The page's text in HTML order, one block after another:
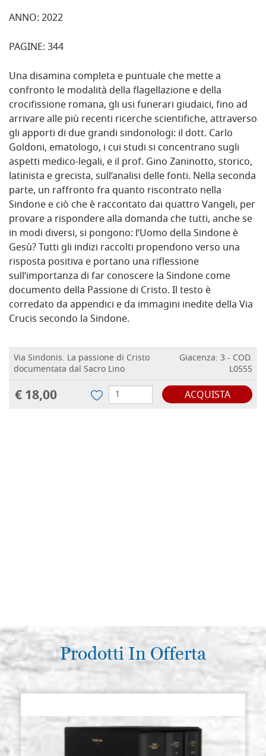
ANNO: 2022
PAGINE: 344
Una disamina completa e puntuale che mette a
confronto le modalità della flagellazione e della
crocifissione romana, gli usi funerari giudaici, fino ad
arrivare alle più recenti ricerche scientifiche, attraverso
gli apporti di due grandi sindonologi: il dott. Carlo
Goldoni, ematologo, i cui studi si concentrano sugli
aspetti medico-legali, e il prof. Gino Zaninotto, storico,
latinista e grecista, sull’analisi delle fonti. Nella seconda
parte, un raffronto fra quanto riscontrato nella
Sindone e ciò che è raccontato dai quattro Vangeli, per
provare a rispondere alla domanda che tutti, anche se
in modi diversi, si pongono: l’Uomo della Sindone è
Gesù? Tutti gli indizi raccolti propendono verso una
risposta positiva e portano una riflessione
sull’importanza di far conoscere la Sindone come
documento della Passione di Cristo. Il testo è
corredato da appendici e da immagini inedite della Via
Crucis secondo la Sindone.
Via Sindonis. La passione di Cristo
documentata dal Sacro Lino
Giacenza: 3 - COD.
L0555
€ 18,00 ACQUISTA
Prodotti In Offerta